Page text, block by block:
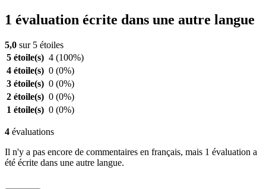
1 évaluation écrite dans une autre langue
5,0 sur 5 étoiles
5 étoile(s) 4 (100%)
4 étoile(s) 0 (0%)
3 étoile(s) 0 (0%)
2 étoile(s) 0 (0%)
1 étoile(s) 0 (0%)
4 évaluations
Il n'y a pas encore de commentaires en français, mais 1 évaluation a
été écrite dans une autre langue.